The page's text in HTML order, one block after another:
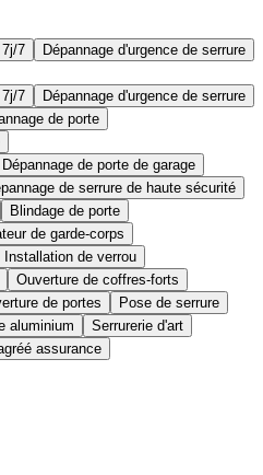
7j/7
Dépannage d'urgence de serrure
7j/7
Dépannage d'urgence de serrure
de porte
Dépannage de porte de garage
de serrure de haute sécurité
Blindage de porte
de garde-corps
Installation de verrou
Ouverture de coffres-forts
de portes
Pose de serrure
aluminium
Serrurerie d'art
assurance